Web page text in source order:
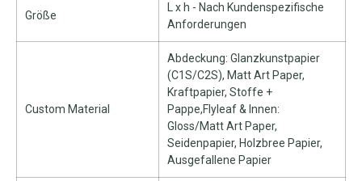
Größe
L x h - Nach Kundenspezifische
Anforderungen
Custom Material
Abdeckung: Glanzkunstpapier
(C1S/C2S), Matt Art Paper,
Kraftpapier, Stoffe +
Pappe,Flyleaf & Innen:
Gloss/Matt Art Paper,
Seidenpapier, Holzbree Papier,
Ausgefallene Papier